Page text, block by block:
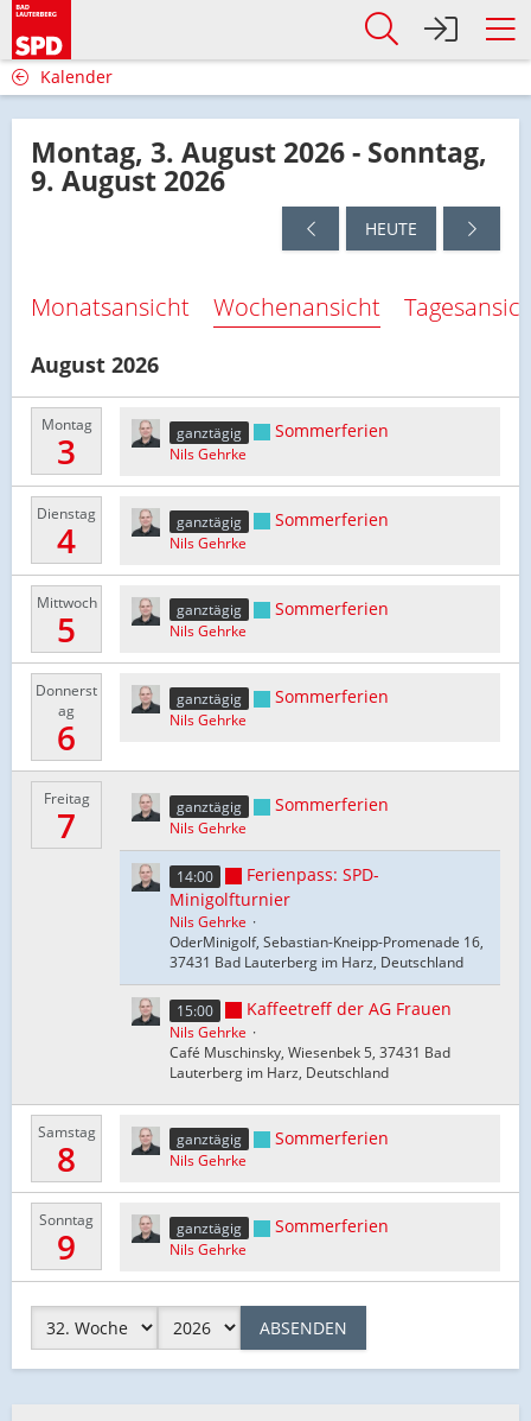
Kalender
Montag, 3. August 2026 - Sonntag,
9. August 2026
HEUTE
Monatsansicht Wochenansicht
August 2026
Montag
3 ganztägig Sommerferien
Nils Gehrke
Dienstag
4 ganztägig Sommerferien
Nils Gehrke
Mittwoch
5 ganztägig Sommerferien
Nils Gehrke
Donnerst
ag
6
ganztägig Sommerferien
Nils Gehrke
Freitag
7 ganztägig Sommerferien
Nils Gehrke
14:00
Ferienpass: SPD-
Minigolfturnier
Nils Gehrke
OderMinigolf, Sebastian-Kneipp-Promenade 16,
37431 Bad Lauterberg im Harz, Deutschland
15:00 Kaffeetreff der AG Frauen
Nils Gehrke
Café Muschinsky, Wiesenbek 5, 37431 Bad
Lauterberg im Harz, Deutschland
Samstag
8 ganztägig Sommerferien
Nils Gehrke
Sonntag
9 ganztägig Sommerferien
Nils Gehrke
ABSENDEN